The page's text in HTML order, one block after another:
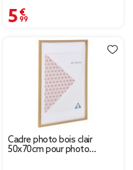
5,99 €
Cadre photo bois clair
50x70cm pour photo